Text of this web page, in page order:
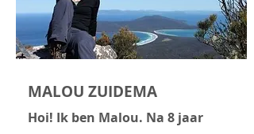
MALOU ZUIDEMA
Hoi! Ik ben Malou. Na 8 jaar